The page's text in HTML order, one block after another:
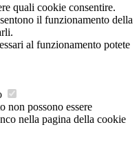
quali cookie consentire.
il funzionamento della
al funzionamento potete
non possono essere
nella pagina della cookie